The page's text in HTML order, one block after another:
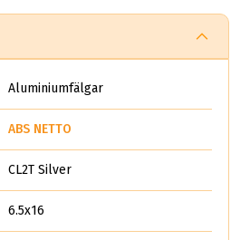
Aluminiumfälgar
ABS NETTO
CL2T Silver
6.5x16